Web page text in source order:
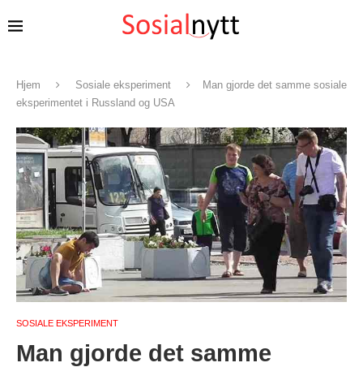
Hjem Sosiale eksperiment
Man gjorde det samme sosiale
eksperimentet i Russland og USA
SOSIALE EKSPERIMENT
Man gjorde det samme